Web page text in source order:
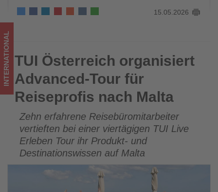
Malta
-
Wissen,
was
im
Tourismus
los
ist!
15.05.2026
TUI Österreich organisiert Advanced-Tour für Reiseprofis
nach Malta
INTERNATIONAL TUI Österreich organisiert
Advanced-Tour für
Reiseprofis nach Malta
Zehn erfahrene Reisebüromitarbeiter
vertieften bei einer viertägigen TUI Live
Erleben Tour ihr Produkt- und
Destinationswissen auf Malta